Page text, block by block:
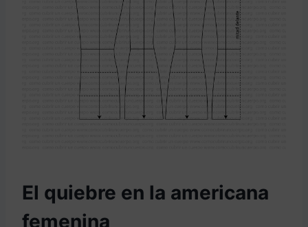
El quiebre en la americana
femenina